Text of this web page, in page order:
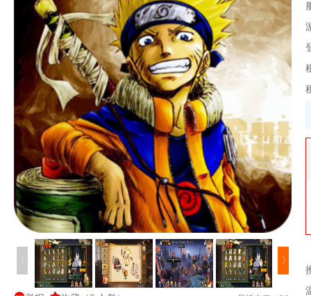
〈 〉